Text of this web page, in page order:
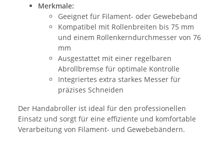
Merkmale:
Geeignet für Filament- oder Gewebeband
Kompatibel mit Rollenbreiten bis 75 mm
und einem Rollenkerndurchmesser von 76
mm
Ausgestattet mit einer regelbaren
Abrollbremse für optimale Kontrolle
Integriertes extra starkes Messer für
präzises Schneiden
Der Handabroller ist ideal für den professionellen
Einsatz und sorgt für eine effiziente und komfortable
Verarbeitung von Filament- und Gewebebändern.